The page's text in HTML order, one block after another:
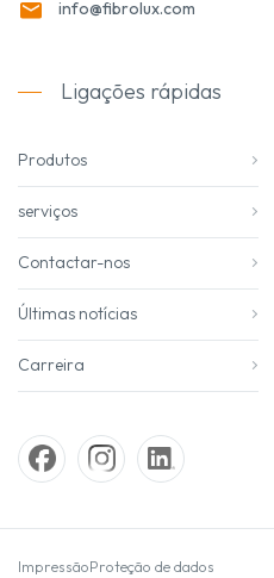
info@fibrolux.com
Ligações rápidas
Produtos
serviços
Contactar-nos
Últimas notícias
Carreira
ImpressãoProteção de dados